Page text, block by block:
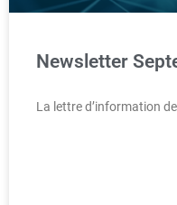
Newsletter
La lettre d’information